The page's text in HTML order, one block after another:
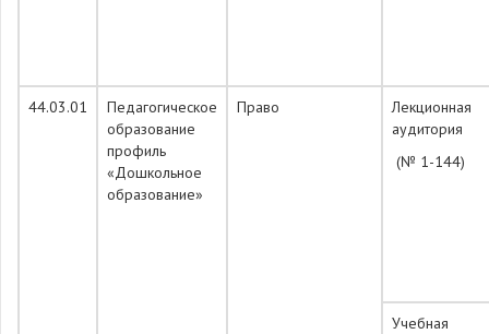
44.03.01
Педагогическое
образование
профиль
«Дошкольное
образование»
Право
Лекционная
аудитория
(№ 1-144)
Учебная